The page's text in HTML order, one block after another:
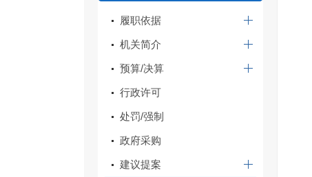
履职依据
机关简介
预算/决算
行政许可
处罚/强制
政府采购
建议提案